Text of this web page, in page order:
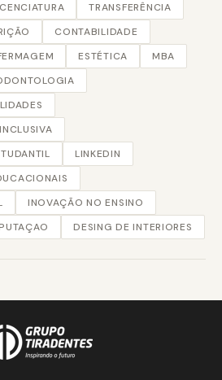
TRANSFERÊNCIA
CONTABILIDADE
ESTÉTICA
MBA
LINKEDIN
INOVAÇÃO NO ENSINO
DESING DE INTERIORES